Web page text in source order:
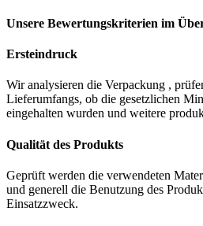
Unsere Bewertungskriterien im
Ersteindruck
Wir analysieren die Verpackung ,
Lieferumfangs, ob die gesetzlichen
eingehalten wurden und weitere
Qualität des Produkts
Geprüft werden die verwendeten
und generell die Benutzung des
Einsatzzweck.